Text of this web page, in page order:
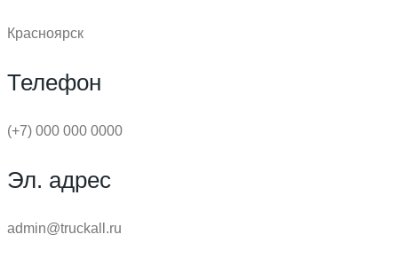
Красноярск
Телефон
(+7) 000 000 0000
Эл. адрес
admin@truckall.ru